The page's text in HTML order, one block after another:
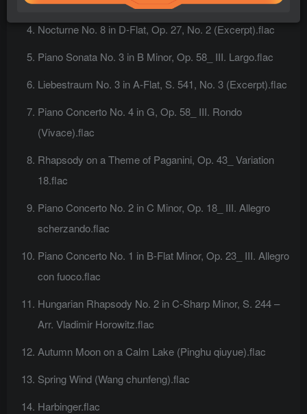
Nocturne No. 8 in D-Flat, Op. 27, No. 2 (Excerpt).flac
Piano Sonata No. 3 in B Minor, Op. 58_ III. Largo.flac
Liebestraum No. 3 in A-Flat, S. 541, No. 3 (Excerpt).flac
Piano Concerto No. 4 in G, Op. 58_ III. Rondo
(Vivace).flac
Rhapsody on a Theme of Paganini, Op. 43_ Variation
18.flac
Piano Concerto No. 2 in C Minor, Op. 18_ III. Allegro
scherzando.flac
Piano Concerto No. 1 in B-Flat Minor, Op. 23_ III. Allegro
con fuoco.flac
Hungarian Rhapsody No. 2 in C-Sharp Minor, S. 244 –
Arr. Vladimir Horowitz.flac
Autumn Moon on a Calm Lake (Pinghu qiuyue).flac
Spring Wind (Wang chunfeng).flac
Harbinger.flac